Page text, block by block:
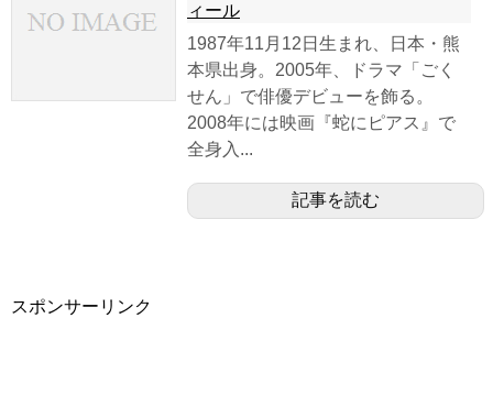
ィール
1987年11月12日生まれ、日本・熊
本県出身。2005年、ドラマ「ごく
せん」で俳優デビューを飾る。
2008年には映画『蛇にピアス』で
全身入...
記事を読む
スポンサーリンク